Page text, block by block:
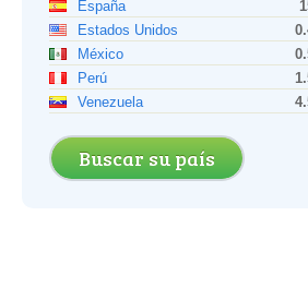
España
Estados Unidos
México
Perú
Venezuela
Buscar su país